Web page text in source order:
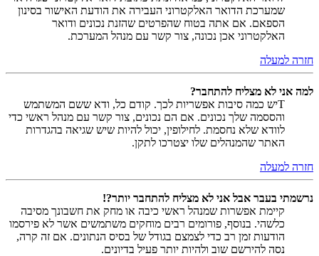
שמערכת הדואר האלקטרוני העבירה את הודעת האישור בסינון
הספאם. אם אתה בטוח שהפרטים שהזנת נכונים ודואר
האלקטרוני אכן נכונה, צור קשר עם מנהל המערכת.
חזרה למעלה
למה אני לא מצליח להתחבר?
Tיש כמה סיבות אפשריות לכך. קודם כל, ודא ששם המשתמש
והססמה שלך נכונים. אם הם נכונים, צור קשר עם מנהל ראשי כדי
לוודא שלא נחסמת. לחילופין, יכול להיות שיש שגיאה בהגדרות
האתר שהמנהלים שלו יצטרכו לתקן.
חזרה למעלה
נרשמתי בעבר אבל אני לא מצליח להתחבר יותר?!
קיימת אפשרות שמנהל ראשי כיבה או מחק את חשבונך מסיבה
כלשהי. בנוסף, פורומים רבים מוחקים משתמשים אשר לא פירסמו
הודעות זמן רב כדי לצמצם בגודל של בסיס הנתונים. אם זה קרה,
נסה להירשם שוב ולהיות יותר פעיל בדיונים.